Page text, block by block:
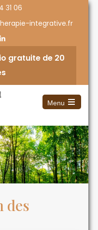
31 06
integrative.fr
gratuite de 20
Menu
des